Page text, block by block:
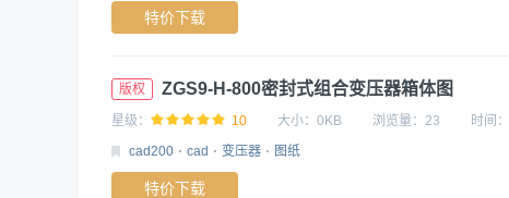
特价下载
版权 ZGS9-H-800密封式组合变压器箱体图
星级： 10 大小： 0KB 浏览量： 23 时间：
cad200
cad 变压器 图纸
特价下载